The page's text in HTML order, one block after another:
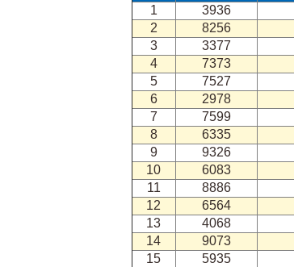
1
3936
2
8256
3
3377
4
7373
5
7527
6
2978
7
7599
8
6335
9
9326
10
6083
11
8886
12
6564
13
4068
14
9073
15
5935